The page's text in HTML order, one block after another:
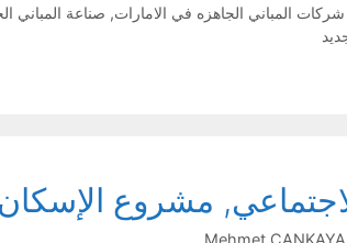
شركات المباني الجاهزه في الامارات, صناعة المباني
مشروع
Mehmet ÇANKAYA